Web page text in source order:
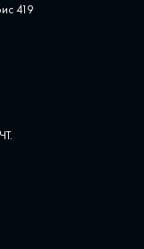
​419